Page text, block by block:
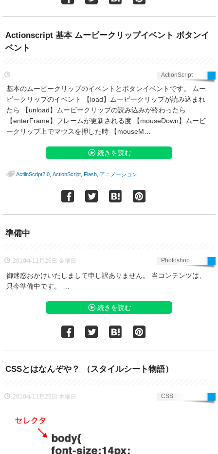
Actionscript 基本 ムービークリップイベント ボタンイ
ベント
ActionScript
基本のムービークリップのイベントとボタンイベントです。 ムー
ビークリップのイベント 【load】ムービークリップが読み込まれ
たら 【unload】ムービークリップの読み込みが終わったら
【enterFrame】フレームが更新される度 【mouseDown】ムービ
ークリップ上でマウスを押した時 【mouseM…
続きを読む
ActiinScript2.0, ActionScript, Flash, アニメーション
準備中
Photoshop
2010年11月26日 金曜日
御迷惑おかけいたしまして申し訳ありません。 当コンテンツは、
只今準備中です。 …
続きを読む
CSSとはなんぞや？ （スタイルシート物語）
CSS
2010年11月25日 木曜日